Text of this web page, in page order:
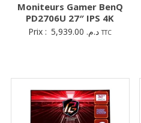
Moniteurs Gamer BenQ
PD2706U 27″ IPS 4K
Prix : د.م. TTC